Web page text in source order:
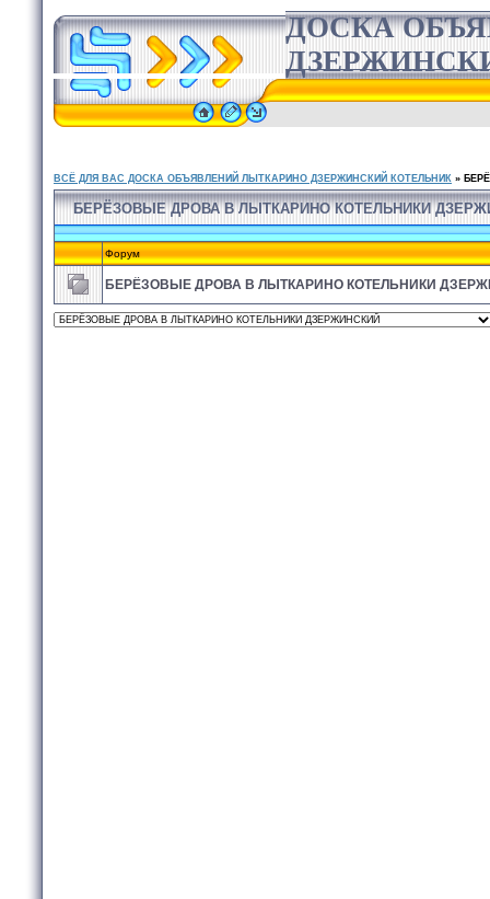
ДОСКА
ВСЁ ДЛЯ ВАС ДОСКА ОБЪЯВЛЕНИЙ ЛЫТКАРИНО ДЗЕРЖИНСКИЙ КОТЕЛЬНИК »
БЕРЁЗОВЫЕ ДРОВА В ЛЫТКАРИНО КОТЕЛЬНИКИ
Форум
БЕРЁЗОВЫЕ ДРОВА В ЛЫТКАРИНО КОТЕЛЬНИКИ